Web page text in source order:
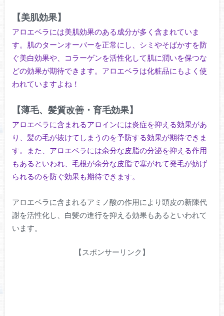
【美肌効果】
アロエベラには美肌効果のある成分が多く含まれていま
す。肌のターンオーバーを正常にし、シミやそばかすを防
ぐ美白効果や、コラーゲンを活性化して肌に潤いを保つな
どの効果が期待できます。アロエベラは化粧品にもよく使
われていますよね！
【薄毛、髪質改善・育毛効果】
アロエベラに含まれるアロインには炎症を抑える効果があ
り、髪の毛が抜けてしまうのを予防する効果が期待できま
す。また、アロエベラには余分な皮脂の分泌を抑える作用
もあるといわれ、毛根が余分な皮脂で塞がれて発毛が妨げ
られるのを防ぐ効果も期待できます。
アロエベラに含まれるアミノ酸の作用により頭皮の新陳代
謝を活性化し、白髪の進行を抑える効果もあるといわれて
います。
【スポンサーリンク】